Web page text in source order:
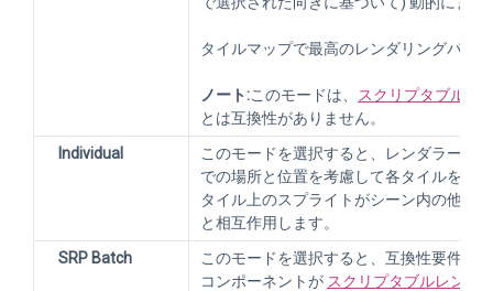
タイルマップで最高のレンダリングパフ
ノート:このモードは、
スクリプタブルレ
とは互換性がありません。
Individual
このモードを選択すると、レンダラーは
での場所と位置を考慮して各タイルを個
タイル上のスプライトがシーン内の他の
と相互作用します。
SRP Batch
このモードを選択すると、互換性要件も
コンポーネントが スクリプタブルレンダ